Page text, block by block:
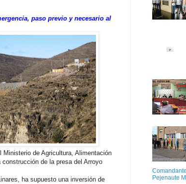
paso previo y necesario al
de Agricultura, Alimentación
de la presa del Arroyo
ha supuesto una inversión de
Pejenaute